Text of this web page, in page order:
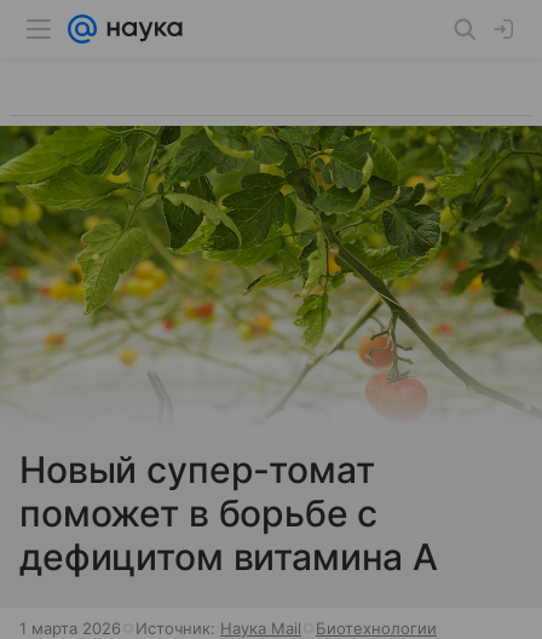
Новый супер-томат
поможет в борьбе с
дефицитом витамина А
1 марта 2026 Источник: Наука Mail Биотехнологии